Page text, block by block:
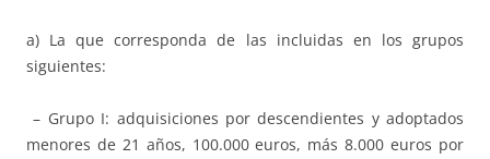
a) La que corresponda de las incluidas en los grupos
siguientes:
– Grupo I: adquisiciones por descendientes y adoptados
menores de 21 años, 100.000 euros, más 8.000 euros por